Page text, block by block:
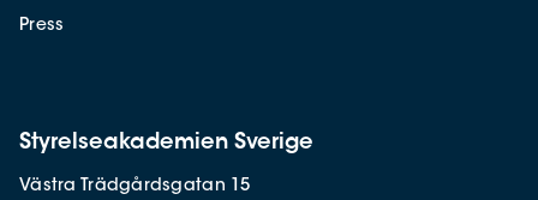
Styrelseakademien Sverige
Västra Trädgårdsgatan 15
Press